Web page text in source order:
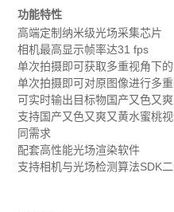
功能特性
高端定制纳米级光场采集芯片
相机最高显示帧率达31 fps
单次拍摄即可获取多重视角下
单次拍摄即可对原图像进行多
可实时输出目标物国产又色又
支持国产又色又爽又黄水蜜
同需求
配套高性能光场渲染软件
支持相机与光场检测算法SDK